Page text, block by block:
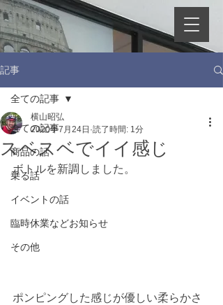
記事
全ての記事
商品の話
乗る話
イベントの話
臨時休業などお知らせ
その他
全ての記事
スベスベでイイ感じ
横山昭弘
2020年7月24日 読了時間: 1分
ボトルを新調しました。
ポンピングした感じが優しい柔らかさ